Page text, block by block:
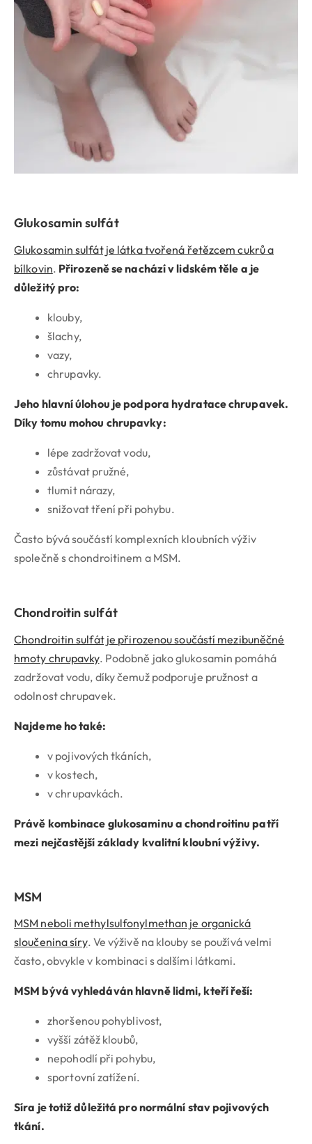
Glukosamin sulfát
Glukosamin sulfát je látka tvořená řetězcem cukrů a
bílkovin. Přirozeně se nachází v lidském těle a je
důležitý pro:
klouby,
šlachy,
vazy,
chrupavky.
Jeho hlavní úlohou je podpora hydratace chrupavek.
Díky tomu mohou chrupavky:
lépe zadržovat vodu,
zůstávat pružné,
tlumit nárazy,
snižovat tření při pohybu.
Často bývá součástí komplexních kloubních výživ
společně s chondroitinem a MSM.
Chondroitin sulfát
Chondroitin sulfát je přirozenou součástí mezibuněčné
hmoty chrupavky. Podobně jako glukosamin pomáhá
zadržovat vodu, díky čemuž podporuje pružnost a
odolnost chrupavek.
Najdeme ho také:
v pojivových tkáních,
v kostech,
v chrupavkách.
Právě kombinace glukosaminu a chondroitinu patří
mezi nejčastější základy kvalitní kloubní výživy.
MSM
MSM neboli methylsulfonylmethan je organická
sloučenina síry. Ve výživě na klouby se používá velmi
často, obvykle v kombinaci s dalšími látkami.
MSM bývá vyhledáván hlavně lidmi, kteří řeší:
zhoršenou pohyblivost,
vyšší zátěž kloubů,
nepohodlí při pohybu,
sportovní zatížení.
Síra je totiž důležitá pro normální stav pojivových
tkání.